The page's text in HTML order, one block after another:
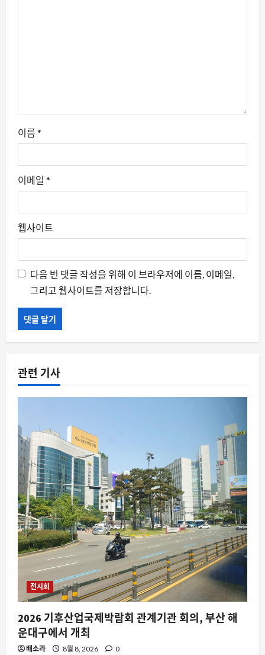
이름 *
이메일 *
웹사이트
다음 번 댓글 작성을 위해 이 브라우저에 이름, 이메일,
그리고 웹사이트를 저장합니다.
관련 기사
전시회
2026 기후산업국제박람회 관계기관 회의, 부산 해
운대구에서 개최
배소라 8월 8, 2026 0